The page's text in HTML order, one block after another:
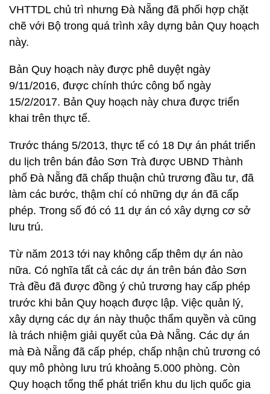
VHTTDL chủ trì nhưng Đà Nẵng đã phối hợp chặt
chẽ với Bộ trong quá trình xây dựng bản Quy hoạch
này.
Bản Quy hoạch này được phê duyệt ngày
9/11/2016, được chính thức công bố ngày
15/2/2017. Bản Quy hoạch này chưa được triển
khai trên thực tế.
Trước tháng 5/2013, thực tế có 18 Dự án phát triển
du lịch trên bán đảo Sơn Trà được UBND Thành
phố Đà Nẵng đã chấp thuận chủ trương đầu tư, đã
làm các bước, thậm chí có những dự án đã cấp
phép. Trong số đó có 11 dự án có xây dựng cơ sở
lưu trú.
Từ năm 2013 tới nay không cấp thêm dự án nào
nữa. Có nghĩa tất cả các dự án trên bán đảo Sơn
Trà đều đã được đồng ý chủ trương hay cấp phép
trước khi bản Quy hoạch được lập. Việc quản lý,
xây dựng các dự án này thuộc thẩm quyền và cũng
là trách nhiệm giải quyết của Đà Nẵng. Các dự án
mà Đà Nẵng đã cấp phép, chấp nhận chủ trương có
quy mô phòng lưu trú khoảng 5.000 phòng. Còn
Quy hoạch tổng thể phát triển khu du lịch quốc gia